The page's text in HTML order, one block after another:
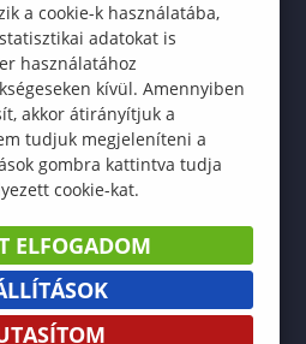
a cookie-k használatába,
adatokat is
használatához
kívül. Amennyiben
akkor átirányítjuk a
tudjuk megjeleníteni a
gombra kattintva tudja
cookie-kat.
ELFOGADOM